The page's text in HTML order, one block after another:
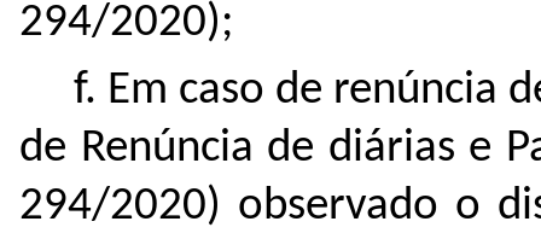
294/2020);
f. Em caso de renúncia
de Renúncia de diárias e
294/2020) observado o